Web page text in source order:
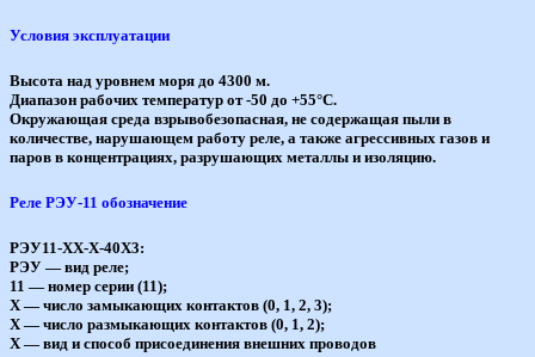
Условия эксплуатации
Высота над уровнем моря до 4300 м.
Диапазон рабочих температур от -50 до +55°С.
Окружающая среда взрывобезопасная, не содержащая пыли в
количестве, нарушающем работу реле, а также агрессивных газов и
паров в концентрациях, разрушающих металлы и изоляцию.
Реле РЭУ-11 обозначение
РЭУ11-ХХ-Х-40Х3:
РЭУ — вид реле;
11 — номер серии (11);
Х — число замыкающих контактов (0, 1, 2, 3);
Х — число размыкающих контактов (0, 1, 2);
Х — вид и способ присоединения внешних проводов